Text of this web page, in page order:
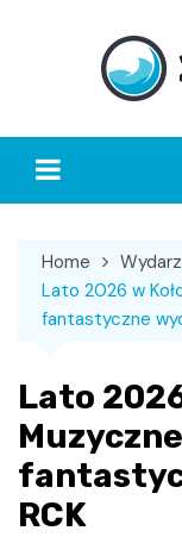
Home
Lato 2026 w
fantastyczne
Lato
RCK